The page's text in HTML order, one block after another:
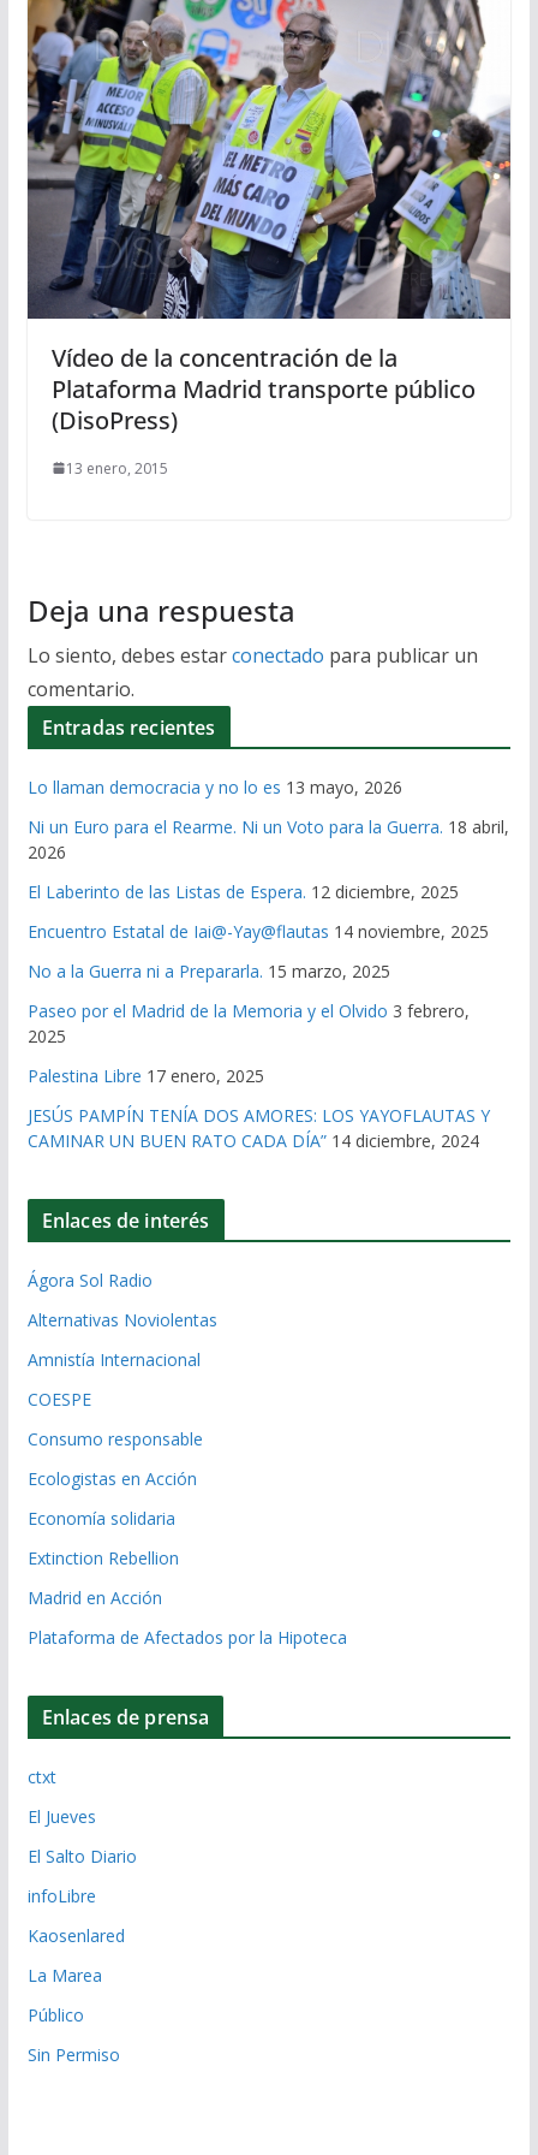
Vídeo de la concentración de la
Plataforma Madrid transporte público
(DisoPress)
13 enero, 2015
Deja una respuesta
Lo siento, debes estarconectado para publicar un
comentario.
Entradas recientes
Lo llaman democracia y no lo es 13 mayo, 2026
Ni un Euro para el Rearme. Ni un Voto para la Guerra. 18 abril,
2026
El Laberinto de las Listas de Espera. 12 diciembre, 2025
Encuentro Estatal de Iai@-Yay@flautas 14 noviembre, 2025
No a la Guerra ni a Prepararla. 15 marzo, 2025
Paseo por el Madrid de la Memoria y el Olvido 3 febrero,
2025
Palestina Libre 17 enero, 2025
JESÚS PAMPÍN TENÍA DOS AMORES: LOS YAYOFLAUTAS Y
CAMINAR UN BUEN RATO CADA DÍA” 14 diciembre, 2024
Enlaces de interés
Ágora Sol Radio
Alternativas Noviolentas
Amnistía Internacional
COESPE
Consumo responsable
Ecologistas en Acción
Economía solidaria
Extinction Rebellion
Madrid en Acción
Plataforma de Afectados por la Hipoteca
Enlaces de prensa
ctxt
El Jueves
El Salto Diario
infoLibre
Kaosenlared
La Marea
Público
Sin Permiso